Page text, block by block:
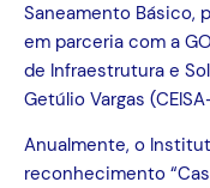
Saneamento Básico,
em parceria com a
de Infraestrutura e
Getúlio Vargas
Anualmente, o
reconhecimento